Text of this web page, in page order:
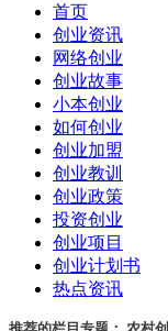
首页
创业资讯
网络创业
创业故事
小本创业
如何创业
创业加盟
创业教训
创业政策
投资创业
创业项目
创业计划书
热点资讯